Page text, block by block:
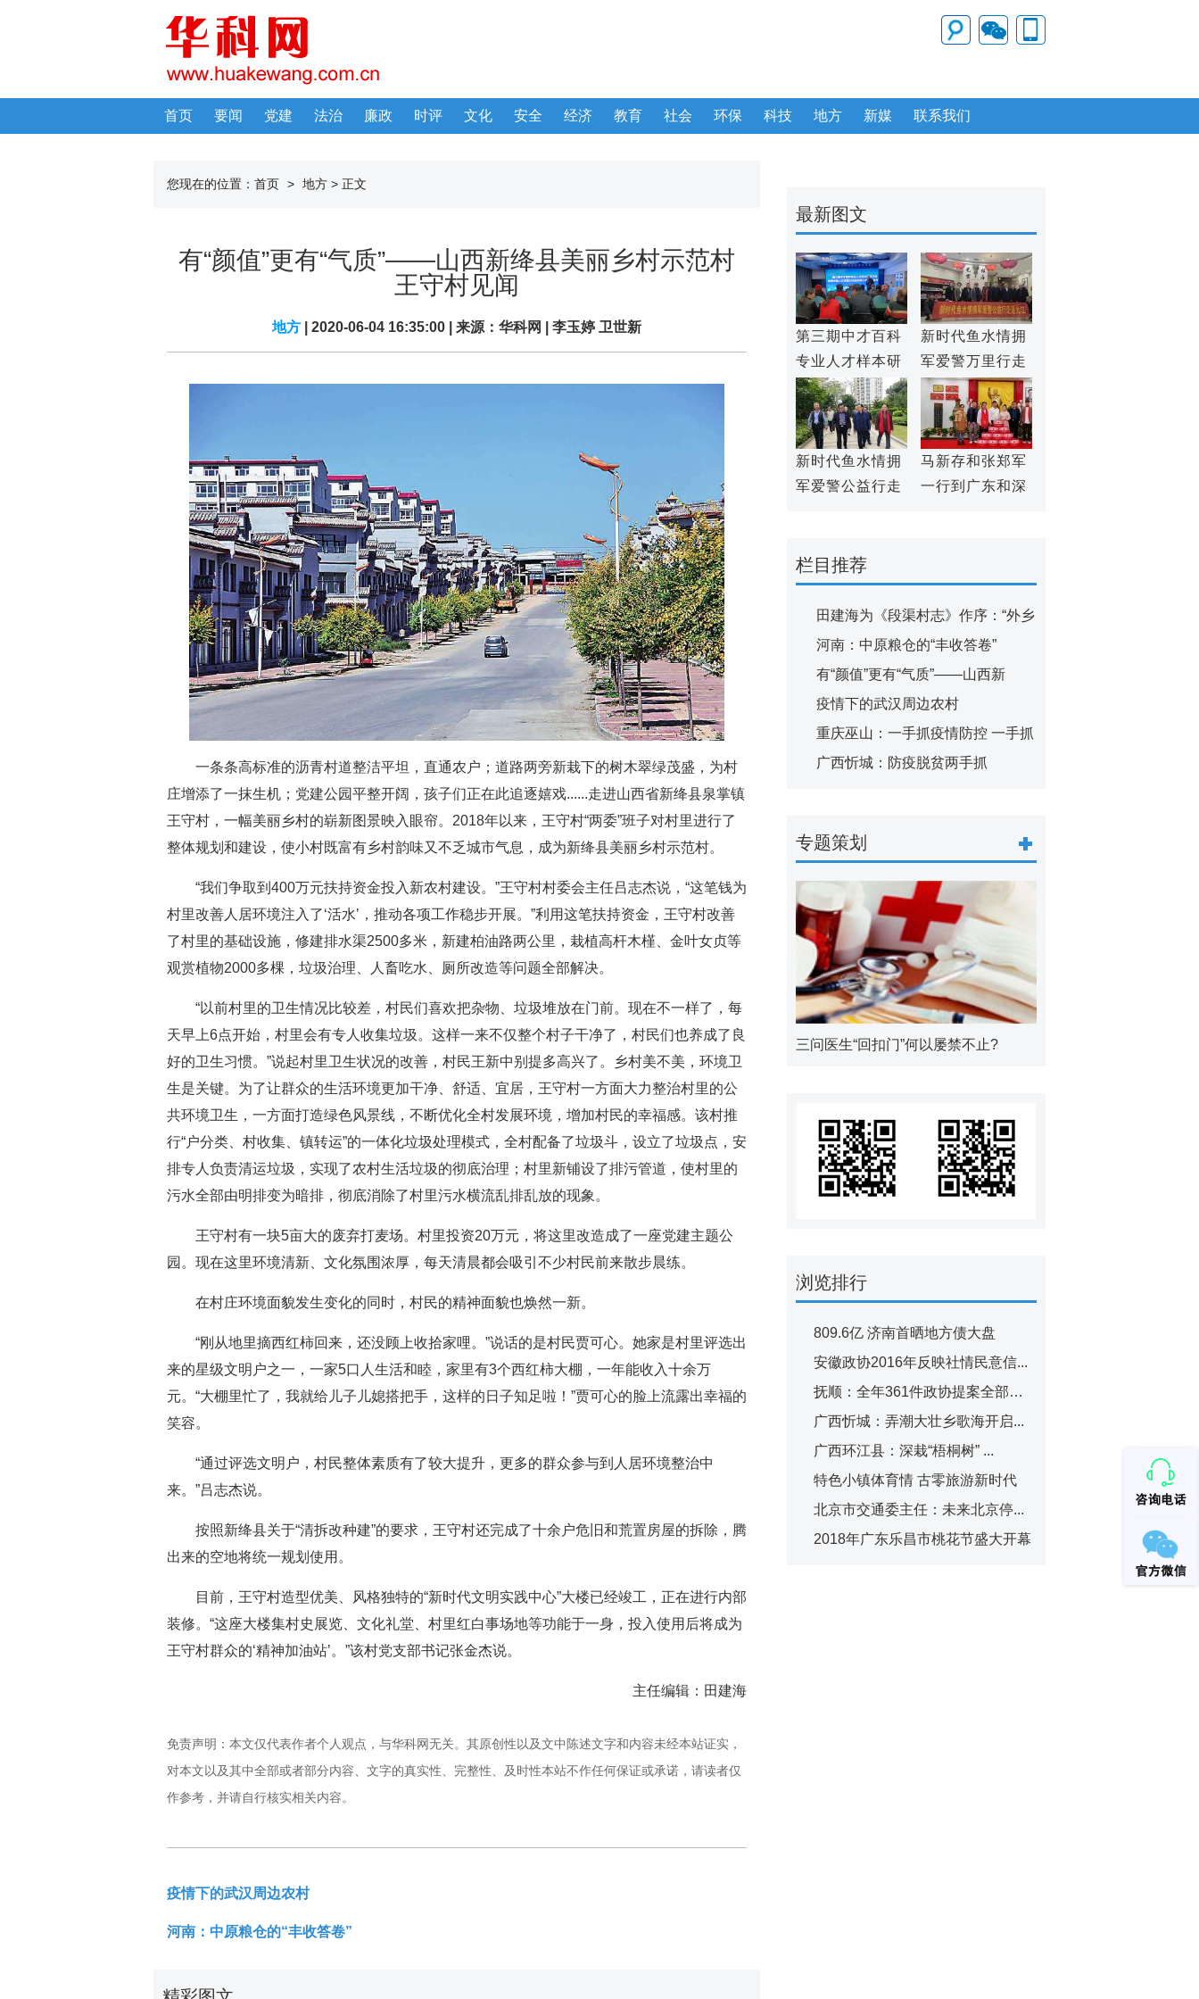
首页 要闻 党建 法治 廉政 时评 文化 安全 经济 教育 社会 环保 科技 地方 新媒 联系我们
您现在的位置： 首页 > 地方 > 正文
有“颜值”更有“气质”——山西新绛县美丽乡村示范村
王守村见闻
地方 | 2020-06-04 16:35:00 | 来源： 华科网 | 李玉婷 卫世新
一条条高标准的沥青村道整洁平坦，直通农户；道路两旁新栽下的树木翠绿茂盛，为村
庄增添了一抹生机；党建公园平整开阔，孩子们正在此追逐嬉戏......走进山西省新绛县泉掌镇
王守村，一幅美丽乡村的崭新图景映入眼帘。2018年以来，王守村“两委”班子对村里进行了
整体规划和建设，使小村既富有乡村韵味又不乏城市气息，成为新绛县美丽乡村示范村。
“我们争取到400万元扶持资金投入新农村建设。”王守村村委会主任吕志杰说，“这笔钱为
村里改善人居环境注入了‘活水’，推动各项工作稳步开展。”利用这笔扶持资金，王守村改善
了村里的基础设施，修建排水渠2500多米，新建柏油路两公里，栽植高杆木槿、金叶女贞等
观赏植物2000多棵，垃圾治理、人畜吃水、厕所改造等问题全部解决。
“以前村里的卫生情况比较差，村民们喜欢把杂物、垃圾堆放在门前。现在不一样了，每
天早上6点开始，村里会有专人收集垃圾。这样一来不仅整个村子干净了，村民们也养成了良
好的卫生习惯。”说起村里卫生状况的改善，村民王新中别提多高兴了。乡村美不美，环境卫
生是关键。为了让群众的生活环境更加干净、舒适、宜居，王守村一方面大力整治村里的公
共环境卫生，一方面打造绿色风景线，不断优化全村发展环境，增加村民的幸福感。该村推
行“户分类、村收集、镇转运”的一体化垃圾处理模式，全村配备了垃圾斗，设立了垃圾点，安
排专人负责清运垃圾，实现了农村生活垃圾的彻底治理；村里新铺设了排污管道，使村里的
污水全部由明排变为暗排，彻底消除了村里污水横流乱排乱放的现象。
王守村有一块5亩大的废弃打麦场。村里投资20万元，将这里改造成了一座党建主题公
园。现在这里环境清新、文化氛围浓厚，每天清晨都会吸引不少村民前来散步晨练。
在村庄环境面貌发生变化的同时，村民的精神面貌也焕然一新。
“刚从地里摘西红柿回来，还没顾上收拾家哩。”说话的是村民贾可心。她家是村里评选出
来的星级文明户之一，一家5口人生活和睦，家里有3个西红柿大棚，一年能收入十余万
元。“大棚里忙了，我就给儿子儿媳搭把手，这样的日子知足啦！”贾可心的脸上流露出幸福的
笑容。
“通过评选文明户，村民整体素质有了较大提升，更多的群众参与到人居环境整治中
来。”吕志杰说。
按照新绛县关于“清拆改种建”的要求，王守村还完成了十余户危旧和荒置房屋的拆除，腾
出来的空地将统一规划使用。
目前，王守村造型优美、风格独特的“新时代文明实践中心”大楼已经竣工，正在进行内部
装修。“这座大楼集村史展览、文化礼堂、村里红白事场地等功能于一身，投入使用后将成为
王守村群众的‘精神加油站’。”该村党支部书记张金杰说。
主任编辑：田建海
免责声明：本文仅代表作者个人观点，与华科网无关。其原创性以及文中陈述文字和内容未经本站证实，
对本文以及其中全部或者部分内容、文字的真实性、完整性、及时性本站不作任何保证或承诺，请读者仅
作参考，并请自行核实相关内容。
疫情下的武汉周边农村
河南：中原粮仓的“丰收答卷”
最新图文
第三期中才百科
专业人才样本研
究沙龙在京举行
新时代鱼水情拥
军爱警万里行走
进九江市爱国拥
军促进会
新时代鱼水情拥
军爱警公益行走
马新存和张郑军
一行到广东和深
栏目推荐
田建海为《段渠村志》作序：“外乡
河南：中原粮仓的“丰收答卷”
有“颜值”更有“气质”——山西新
疫情下的武汉周边农村
重庆巫山：一手抓疫情防控 一手抓
广西忻城：防疫脱贫两手抓
专题策划
三问医生“回扣门”何以屡禁不止?
浏览排行
809.6亿 济南首晒地方债大盘
安徽政协2016年反映社情民意信...
抚顺：全年361件政协提案全部办结
广西忻城：弄潮大壮乡歌海开启...
广西环江县：深栽“梧桐树” ...
特色小镇体育情 古零旅游新时代
北京市交通委主任：未来北京停...
2018年广东乐昌市桃花节盛大开幕